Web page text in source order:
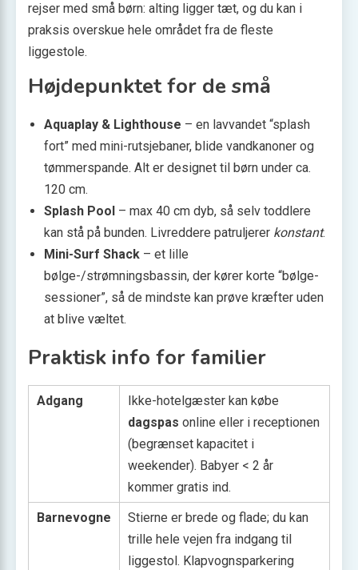
rejser med små børn: alting ligger tæt, og du kan i
praksis overskue hele området fra de fleste
liggestole.
Højdepunktet for de små
Aquaplay & Lighthouse – en lavvandet “splash
fort” med mini-rutsjebaner, blide vandkanoner og
tømmerspande. Alt er designet til børn under ca.
120 cm.
Splash Pool – max 40 cm dyb, så selv toddlere
kan stå på bunden. Livreddere patruljerer konstant.
Mini-Surf Shack – et lille
bølge-/strømningsbassin, der kører korte “bølge­
sessioner”, så de mindste kan prøve kræfter uden
at blive væltet.
Praktisk info for familier
Adgang
Ikke-hotelgæster kan købe
dagspas online eller i receptionen
(begrænset kapacitet i
weekender). Babyer < 2 år
kommer gratis ind.
Barnevogne
Stierne er brede og flade; du kan
trille hele vejen fra indgang til
liggestol. Klapvognsparkering